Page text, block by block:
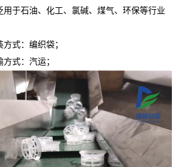
用于石油、化工、氯碱、煤气、环保等行业
方式：编织袋；
方式：汽运；